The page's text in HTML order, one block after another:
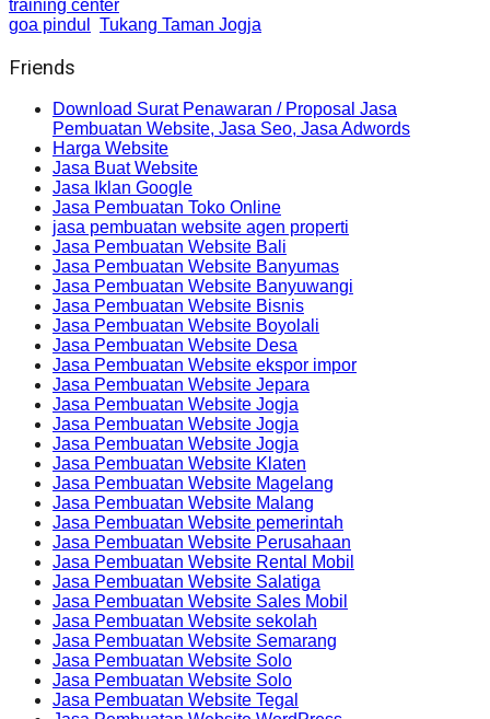
training center
goa pindul
Tukang Taman Jogja
Friends
Download Surat Penawaran / Proposal Jasa
Pembuatan Website, Jasa Seo, Jasa Adwords
Harga Website
Jasa Buat Website
Jasa Iklan Google
Jasa Pembuatan Toko Online
jasa pembuatan website agen properti
Jasa Pembuatan Website Bali
Jasa Pembuatan Website Banyumas
Jasa Pembuatan Website Banyuwangi
Jasa Pembuatan Website Bisnis
Jasa Pembuatan Website Boyolali
Jasa Pembuatan Website Desa
Jasa Pembuatan Website ekspor impor
Jasa Pembuatan Website Jepara
Jasa Pembuatan Website Jogja
Jasa Pembuatan Website Jogja
Jasa Pembuatan Website Jogja
Jasa Pembuatan Website Klaten
Jasa Pembuatan Website Magelang
Jasa Pembuatan Website Malang
Jasa Pembuatan Website pemerintah
Jasa Pembuatan Website Perusahaan
Jasa Pembuatan Website Rental Mobil
Jasa Pembuatan Website Salatiga
Jasa Pembuatan Website Sales Mobil
Jasa Pembuatan Website sekolah
Jasa Pembuatan Website Semarang
Jasa Pembuatan Website Solo
Jasa Pembuatan Website Solo
Jasa Pembuatan Website Tegal